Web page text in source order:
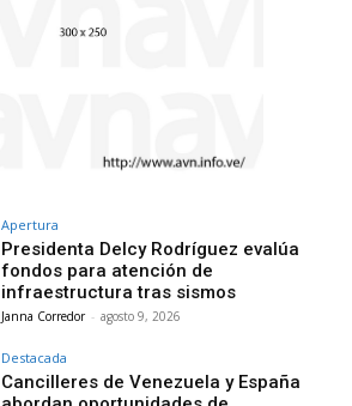
Apertura
Presidenta Delcy Rodríguez evalúa
fondos para atención de
infraestructura tras sismos
Janna Corredor - agosto 9, 2026
Destacada
Cancilleres de Venezuela y España